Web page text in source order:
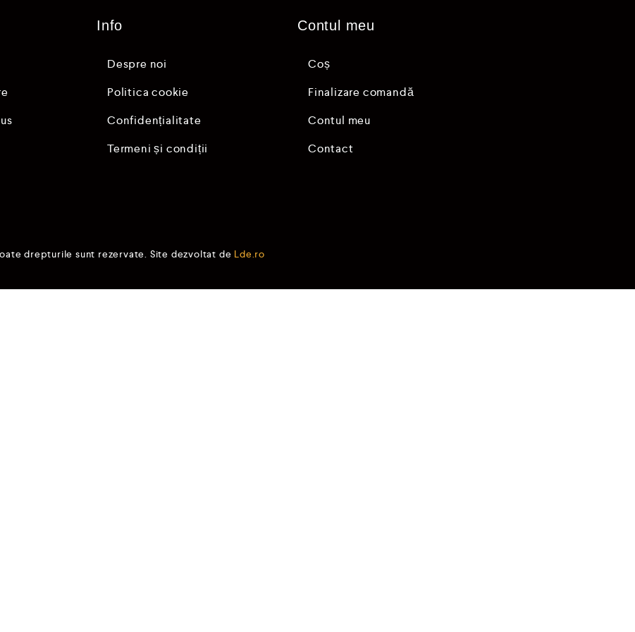
Info
Despre noi
Politica cookie
Confidențialitate
Termeni și condiții
Contul meu
Coș
Finalizare comandă
Contul meu
Contact
drepturile sunt rezervate. Site dezvoltat de Lde.ro